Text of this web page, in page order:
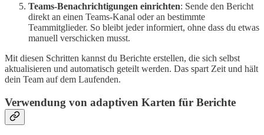
Teams-Benachrichtigungen einrichten: Sende den Bericht
direkt an einen Teams-Kanal oder an bestimmte
Teammitglieder. So bleibt jeder informiert, ohne dass du etwas
manuell verschicken musst.
Mit diesen Schritten kannst du Berichte erstellen, die sich selbst
aktualisieren und automatisch geteilt werden. Das spart Zeit und hält
dein Team auf dem Laufenden.
Verwendung von adaptiven Karten für Berichte